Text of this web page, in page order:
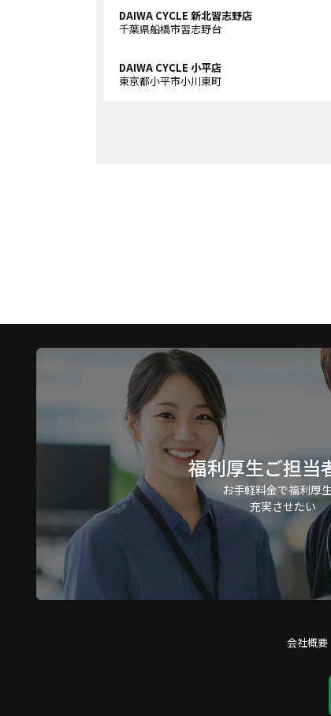
DAIWA CYCLE 新北習志野店
千葉県船橋市習志野台
DAIWA CYCLE 小平店
東京都小平市小川東町
福利厚生ご担当
お手軽料金で福利厚
充実させたい
会社概要